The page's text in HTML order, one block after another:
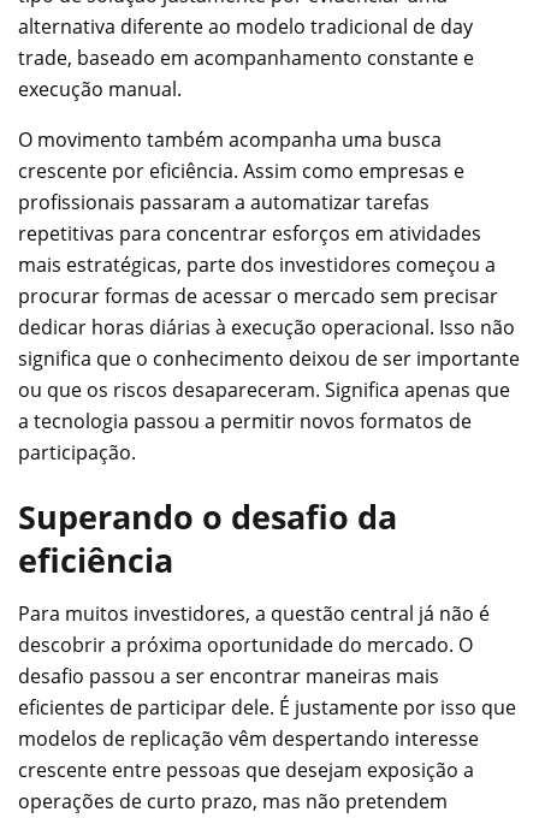
alternativa diferente ao modelo tradicional de day
trade, baseado em acompanhamento constante e
execução manual.
O movimento também acompanha uma busca
crescente por eficiência. Assim como empresas e
profissionais passaram a automatizar tarefas
repetitivas para concentrar esforços em atividades
mais estratégicas, parte dos investidores começou a
procurar formas de acessar o mercado sem precisar
dedicar horas diárias à execução operacional. Isso não
significa que o conhecimento deixou de ser importante
ou que os riscos desapareceram. Significa apenas que
a tecnologia passou a permitir novos formatos de
participação.
Superando o desafio da
eficiência
Para muitos investidores, a questão central já não é
descobrir a próxima oportunidade do mercado. O
desafio passou a ser encontrar maneiras mais
eficientes de participar dele. É justamente por isso que
modelos de replicação vêm despertando interesse
crescente entre pessoas que desejam exposição a
operações de curto prazo, mas não pretendem